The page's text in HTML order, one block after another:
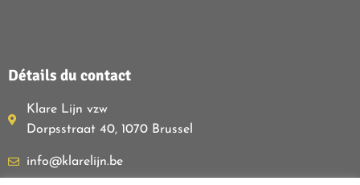
Détails du contact
Klare Lijn vzw
Dorpsstraat 40, 1070 Brussel
info@klarelijn.be